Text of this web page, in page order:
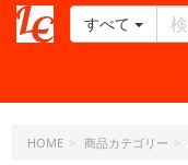
ー
ラ
すべて
HOME 商品カテゴリー